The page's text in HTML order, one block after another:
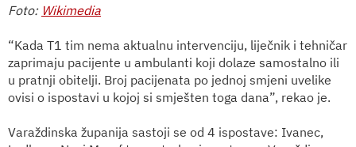
Foto: Wikimedia
“Kada T1 tim nema aktualnu intervenciju, liječnik i tehničar
zaprimaju pacijente u ambulanti koji dolaze samostalno ili
u pratnji obitelji. Broj pacijenata po jednoj smjeni uvelike
ovisi o ispostavi u kojoj si smješten toga dana”, rekao je.
Varaždinska županija sastoji se od 4 ispostave: Ivanec,